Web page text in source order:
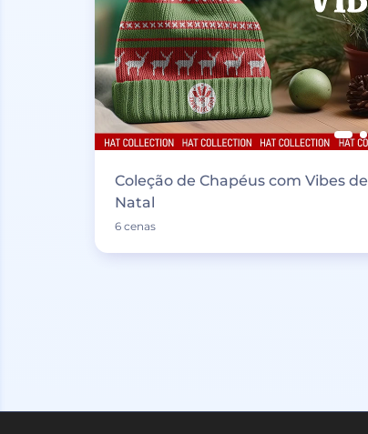
Coleção de Chapéus com Vibes de
Natal
6 cenas